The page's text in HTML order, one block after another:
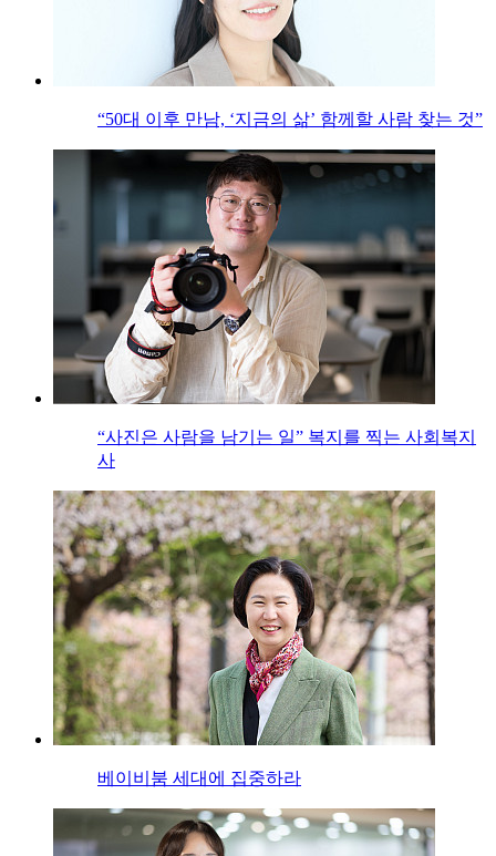
“50대 이후 만남, ‘지금의 삶’ 함께할 사람 찾는 것”
“사진은 사람을 남기는 일” 복지를 찍는 사회복지
사
베이비붐 세대에 집중하라